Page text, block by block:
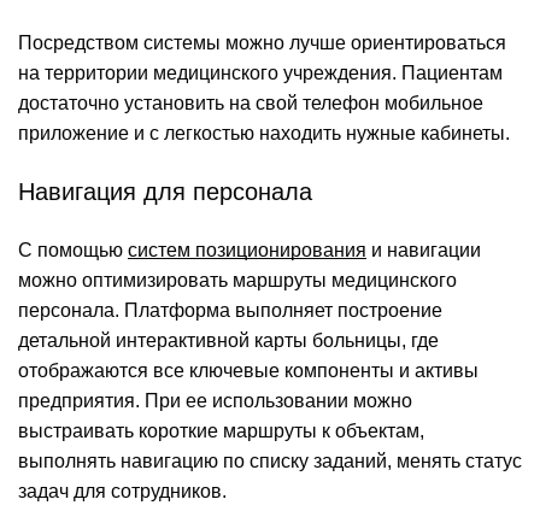
Посредством системы можно лучше ориентироваться
на территории медицинского учреждения. Пациентам
достаточно установить на свой телефон мобильное
приложение и с легкостью находить нужные кабинеты.
Навигация для персонала
С помощью систем позиционирования и навигации
можно оптимизировать маршруты медицинского
персонала. Платформа выполняет построение
детальной интерактивной карты больницы, где
отображаются все ключевые компоненты и активы
предприятия. При ее использовании можно
выстраивать короткие маршруты к объектам,
выполнять навигацию по списку заданий, менять статус
задач для сотрудников.